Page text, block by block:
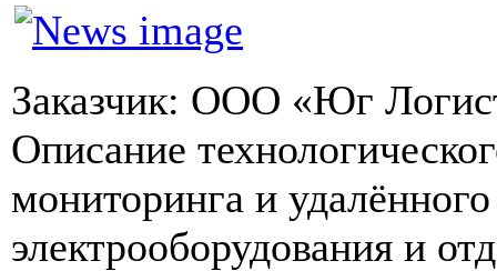
Заказчик: ООО «Юг
Описание
мониторинга и
электрооборудования и